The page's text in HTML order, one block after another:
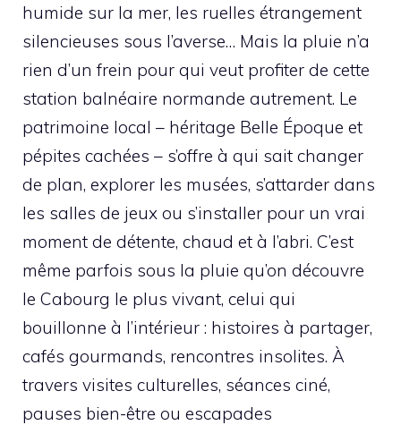
humide sur la mer, les ruelles étrangement
silencieuses sous l’averse… Mais la pluie n’a
rien d’un frein pour qui veut profiter de cette
station balnéaire normande autrement. Le
patrimoine local – héritage Belle Époque et
pépites cachées – s’offre à qui sait changer
de plan, explorer les musées, s’attarder dans
les salles de jeux ou s’installer pour un vrai
moment de détente, chaud et à l’abri. C’est
même parfois sous la pluie qu’on découvre
le Cabourg le plus vivant, celui qui
bouillonne à l’intérieur : histoires à partager,
cafés gourmands, rencontres insolites. À
travers visites culturelles, séances ciné,
pauses bien-être ou escapades